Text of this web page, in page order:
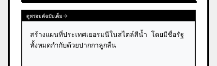
ดูพรอมต์ฉบับเต็ม
สร้างแผนที่ประเทศเยอรมนีในสไตล์สีน้ำ โดยมีชื่อรัฐ
ทั้งหมดกำกับด้วยปากกาลูกลื่น